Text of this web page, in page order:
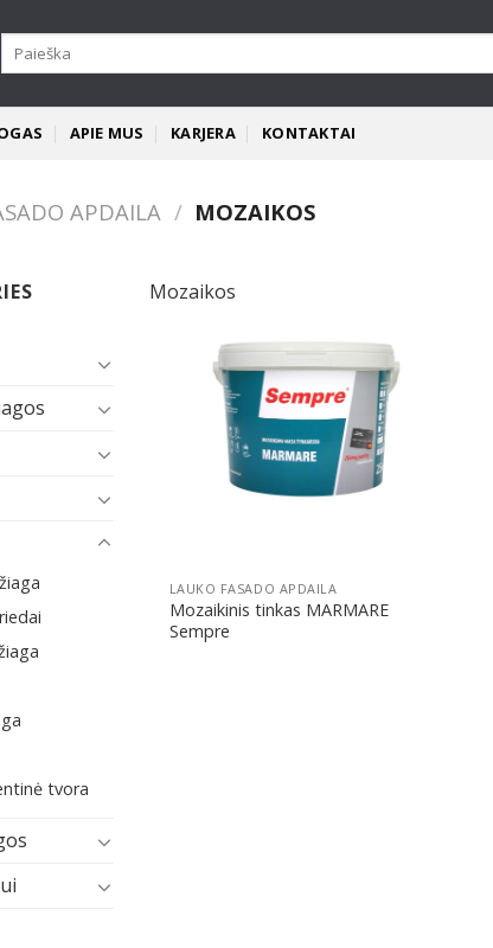
Search
APIE MUS KARJERA KONTAKTAI
APDAILA / MOZAIKOS
tvora
Mozaikos
Pridėti
LAUKO FASADO APDAILA
Mozaikinis tinkas MARMARE
Sempre